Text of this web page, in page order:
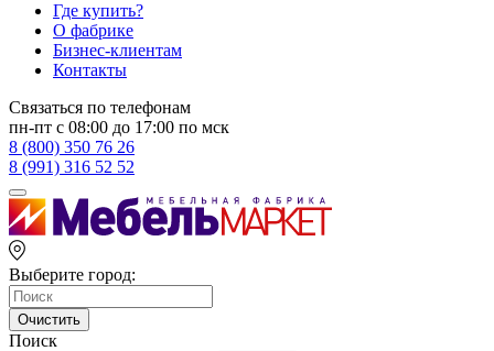
Где купить?
О фабрике
Бизнес-клиентам
Контакты
Связаться по телефонам
пн-пт с 08:00 до 17:00 по мск
8 (800) 350 76 26
8 (991) 316 52 52
Выберите город:
Очистить
Поиск